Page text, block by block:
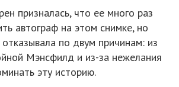
призналась, что ее много раз
автограф на этом снимке, но
по двум причинам: из
Мэнсфилд и из-за нежелания
эту историю.